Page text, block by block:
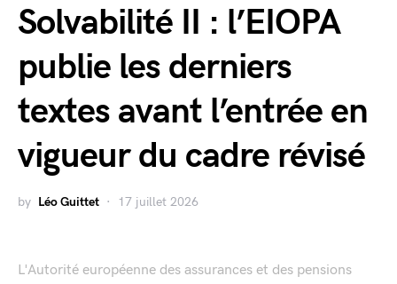
Solvabilité II : l’EIOPA
publie les derniers
textes avant l’entrée en
vigueur du cadre révisé
by Léo Guittet 17 juillet 2026
L'Autorité européenne des assurances et des pensions